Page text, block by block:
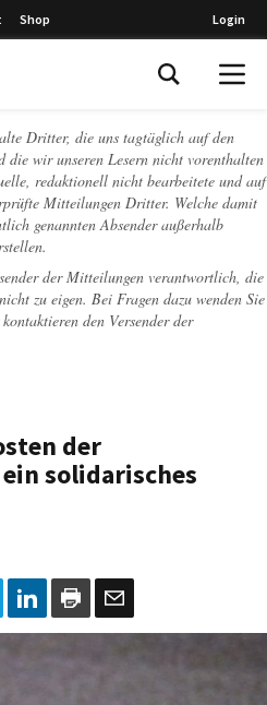
Shop Login
Dritter, die uns tagtäglich auf den
die wir unseren Lesern nicht vorenthalten
redaktionell nicht bearbeitete und auf
Mitteilungen Dritter. Welche damit
genannten Absender außerhalb
der Mitteilungen verantwortlich, die
zu eigen. Bei Fragen dazu wenden Sie
den Versender der
der
solidarisches